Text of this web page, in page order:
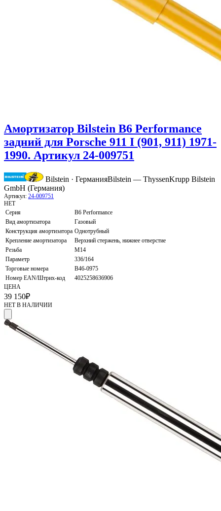
Амортизатор Bilstein B6 Performance
задний для Porsche 911 I (901, 911) 1971-
1990. Артикул 24-009751
Bilstein · ГерманияBilstein — ThyssenKrupp Bilstein
GmbH (Германия)
Артикул: 24-009751
НЕТ
Серия
B6 Performance
Вид амортизатора
Газовый
Конструкция амортизатора Однотрубный
Крепление амортизатора
Верхний стержень, нижнее отверстие
Резьба
M14
Параметр
336/164
Торговые номера
B46-0975
Номер EAN/Штрих-код
4025258636906
ЦЕНА
39 150₽
НЕТ В НАЛИЧИИ